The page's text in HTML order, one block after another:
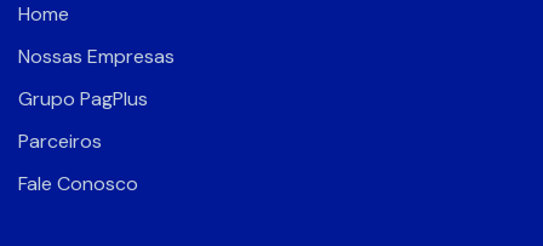
Home
Nossas Empresas
Grupo PagPlus
Parceiros
Fale Conosco